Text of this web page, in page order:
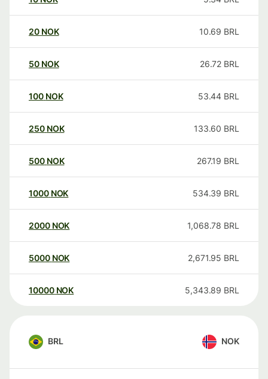
20 NOK 10.69 BRL
50 NOK 26.72 BRL
100 NOK 53.44 BRL
250 NOK 133.60 BRL
500 NOK 267.19 BRL
1000 NOK 534.39 BRL
2000 NOK 1,068.78 BRL
5000 NOK 2,671.95 BRL
10000 NOK 5,343.89 BRL
BRL NOK